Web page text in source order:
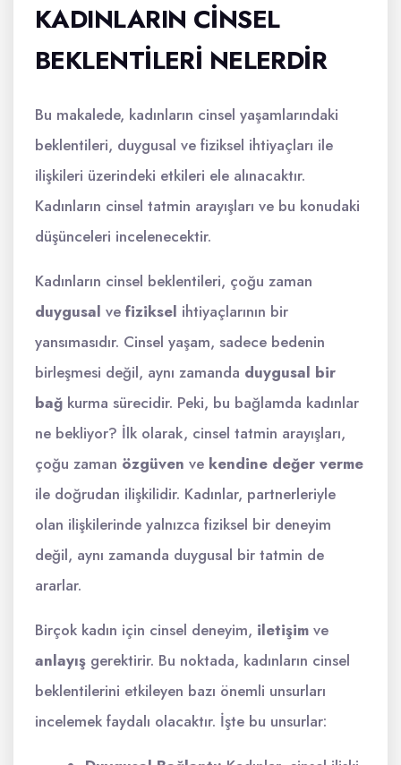
KADINLARIN CINSEL
BEKLENTILERI NELERDIR
Bu makalede, kadınların cinsel yaşamlarındaki
beklentileri, duygusal ve fiziksel ihtiyaçları ile
ilişkileri üzerindeki etkileri ele alınacaktır.
Kadınların cinsel tatmin arayışları ve bu konudaki
düşünceleri incelenecektir.
Kadınların cinsel beklentileri, çoğu zaman
duygusal ve fiziksel ihtiyaçlarının bir
yansımasıdır. Cinsel yaşam, sadece bedenin
birleşmesi değil, aynı zamanda duygusal bir
bağ kurma sürecidir. Peki, bu bağlamda kadınlar
ne bekliyor? İlk olarak, cinsel tatmin arayışları,
çoğu zaman özgüven ve kendine değer verme
ile doğrudan ilişkilidir. Kadınlar, partnerleriyle
olan ilişkilerinde yalnızca fiziksel bir deneyim
değil, aynı zamanda duygusal bir tatmin de
ararlar.
Birçok kadın için cinsel deneyim, iletişim ve
anlayış gerektirir. Bu noktada, kadınların cinsel
beklentilerini etkileyen bazı önemli unsurları
incelemek faydalı olacaktır. İşte bu unsurlar: